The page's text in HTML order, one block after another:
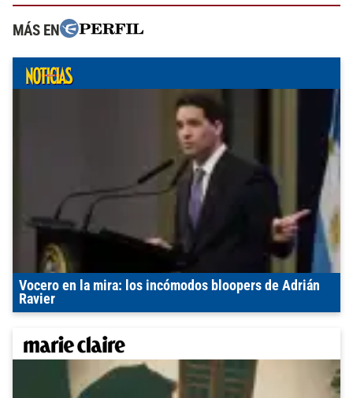
MÁS EN
Vocero en la mira: los incómodos bloopers de Adrián
Ravier